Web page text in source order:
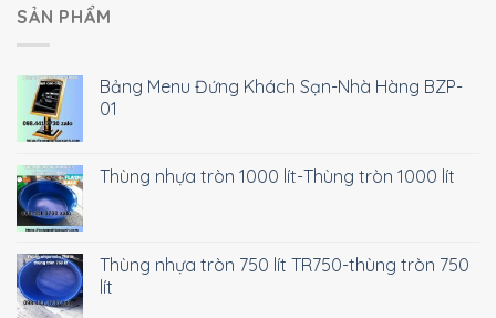
SẢN PHẨM
Bảng Menu Đứng Khách Sạn-Nhà Hàng BZP-
01
Thùng nhựa tròn 1000 lít-Thùng tròn 1000 lít
Thùng nhựa tròn 750 lít TR750-thùng tròn 750
lít